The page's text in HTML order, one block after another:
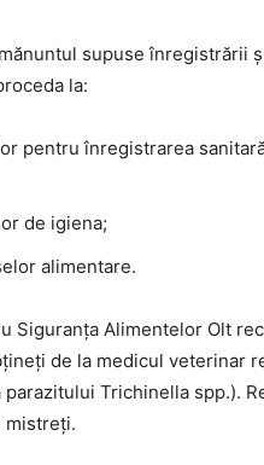
supuse înregistrării
la:
pentru înregistrarea
de igiena;
alimentare.
Siguranța Alimentelor Olt
de la medicul veterinar
Trichinella spp.).
mistreţi.